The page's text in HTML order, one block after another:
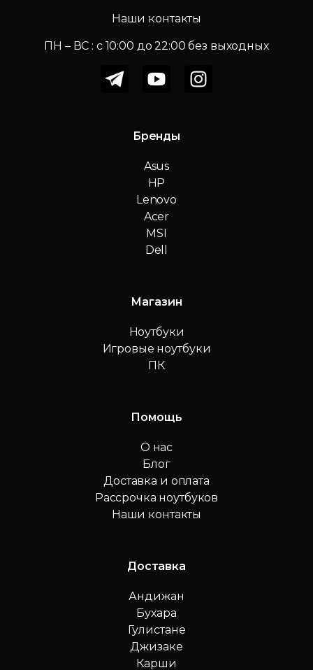
Наши контакты
ПН – ВС : c 10:00 до 22:00 без выходных
Бренды
Asus
HP
Lenovo
Acer
MSI
Dell
Магазин
Ноутбуки
Игровые ноутбуки
ПК
Помощь
О нас
Блог
Доставка и оплата
Рассрочка ноутбуков
Наши контакты
Доставка
Андижан
Бухара
Гулистане
Джизаке
Карши